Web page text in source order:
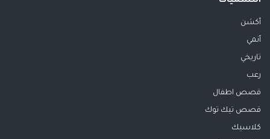
أكشن
أنمي
تاريخي
رعب
قصص اطفال
قصص تيك توك
كلاسيك